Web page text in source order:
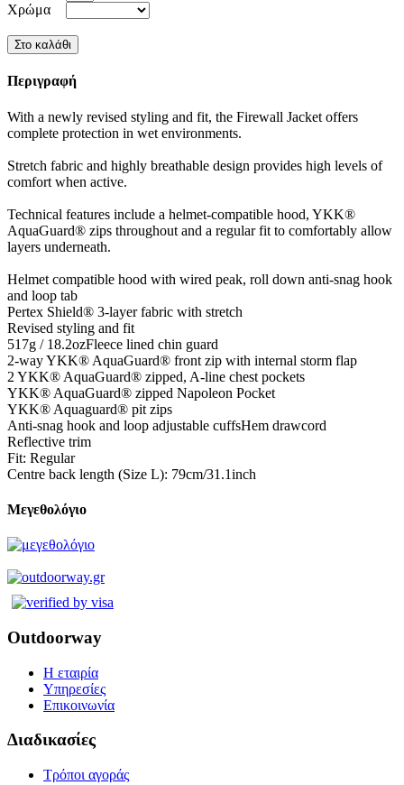
Χρώμα
Περιγραφή
With a newly revised styling and fit, the Firewall Jacket offers
complete protection in wet environments.
Stretch fabric and highly breathable design provides high levels of
comfort when active.
Technical features include a helmet-compatible hood, YKK®
AquaGuard® zips throughout and a regular fit to comfortably allow
layers underneath.
Helmet compatible hood with wired peak, roll down anti-snag hook
and loop tab
Pertex Shield® 3-layer fabric with stretch
Revised styling and fit
517g / 18.2ozFleece lined chin guard
2-way YKK® AquaGuard® front zip with internal storm flap
2 YKK® AquaGuard® zipped, A-line chest pockets
YKK® AquaGuard® zipped Napoleon Pocket
YKK® Aquaguard® pit zips
Anti-snag hook and loop adjustable cuffsHem drawcord
Reflective trim
Fit: Regular
Centre back length (Size L): 79cm/31.1inch
Μεγεθολόγιο
Outdoorway
Η εταιρία
Υπηρεσίες
Επικοινωνία
Διαδικασίες
Τρόποι αγοράς